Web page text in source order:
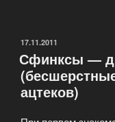
ОПУБЛИКОВАНО
17.11.2011
Сфинксы —
ацтеков)